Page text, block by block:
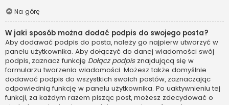
Na górę
W jaki sposób można dodać podpis do swojego posta?
Aby dodawać podpis do posta, należy go najpierw utworzyć w
panelu użytkownika. Aby dołączyć do danej wiadomości swój
podpis, zaznacz funkcję Dołącz podpisznajdującą się w
formularzu tworzenia wiadomości. Możesz także domyślnie
dodawać podpis do wszystkich swoich postów, zaznaczając
odpowiednią funkcję w panelu użytkownika. Po uaktywnieniu tej
funkcji, za każdym razem pisząc post, możesz zdecydować o